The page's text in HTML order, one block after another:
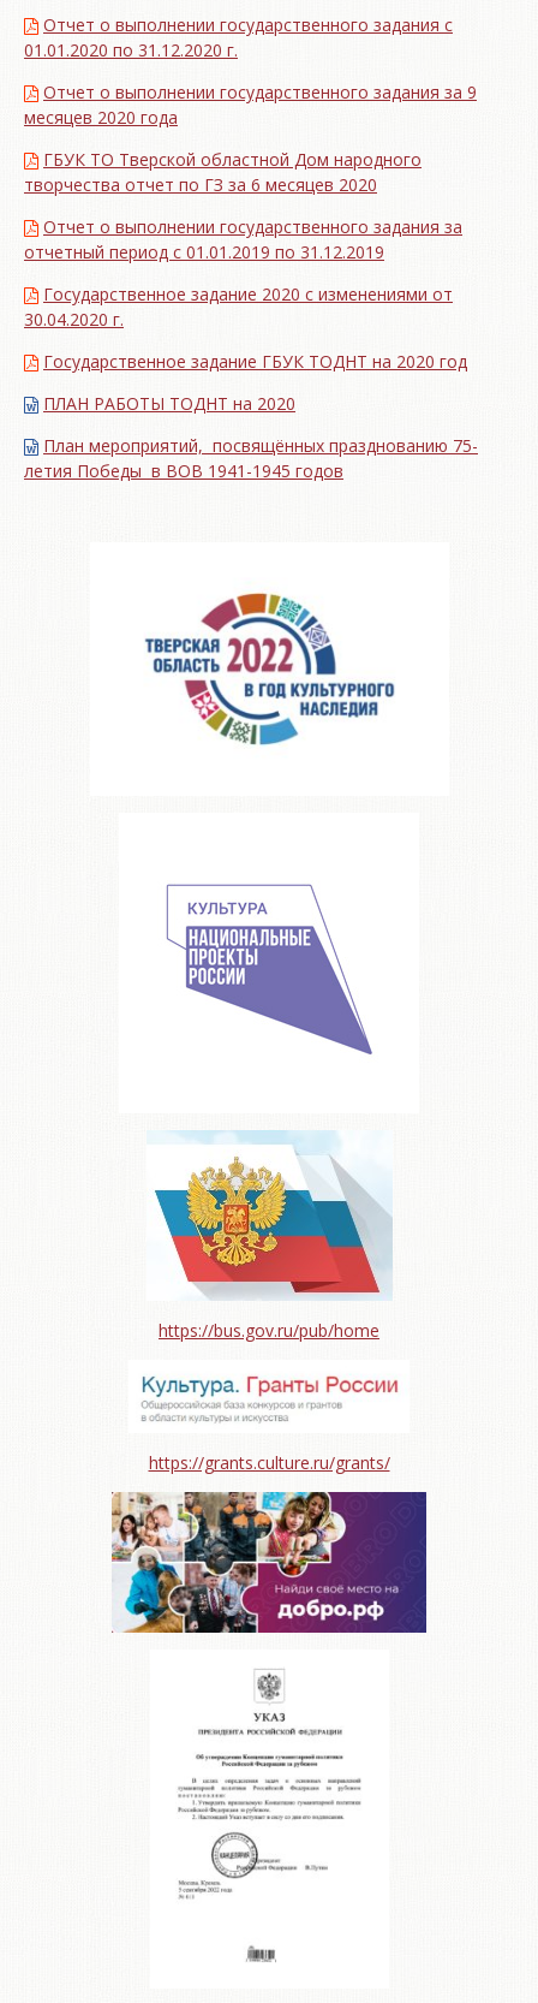
Отчет о выполнении государственного задания с
01.01.2020 по 31.12.2020 г.
Отчет о выполнении государственного задания за 9
месяцев 2020 года
ГБУК ТО Тверской областной Дом народного
творчества отчет по ГЗ за 6 месяцев 2020
Отчет о выполнении государственного задания за
отчетный период с 01.01.2019 по 31.12.2019
Государственное задание 2020 с изменениями от
30.04.2020 г.
Государственное задание ГБУК ТОДНТ на 2020 год
ПЛАН РАБОТЫ ТОДНТ на 2020
План мероприятий, посвящённых празднованию 75-
летия Победы в ВОВ 1941-1945 годов
https://bus.gov.ru/pub/home
https://grants.culture.ru/grants/